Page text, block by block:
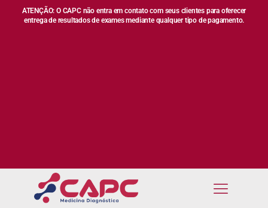
ATENÇÃO: O CAPC não entra em contato com seus clientes para oferecer
entrega de resultados de exames mediante qualquer tipo de pagamento.